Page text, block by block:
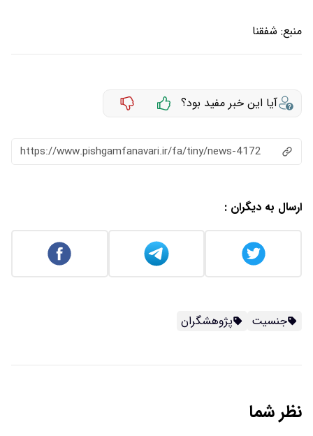
منبع: شفقنا
آیا این خبر مفید بود؟
https://www.pishgamfanavari.ir/fa/tiny/news-4172
ارسال به دیگران :
جنسیت پژوهشگران
نظر شما